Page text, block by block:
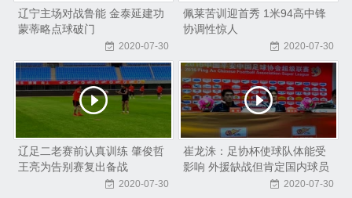
辽宁主场对战鲁能 金泰延建功
蒙蒂略点球破门
2020-07-30
佩莱苦训迎首秀 1米94高中锋
协调性惊人
2020-07-30
辽足二老赛前认真训练 肇俊哲
王亮为告别赛复出备战
2020-07-30
崔龙洙：足协杯使球队体能受
影响 外援缺战但肯定国内球员
2020-07-30